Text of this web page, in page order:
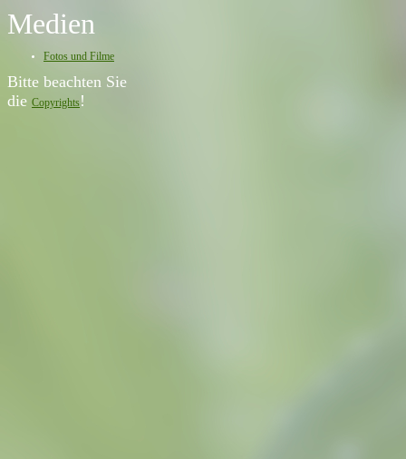
Medien
Fotos und Filme
Bitte beachten Sie
die Copyrights!